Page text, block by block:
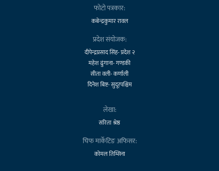
फोटो पत्रकार:
कबेन्द्रकुमार रावल
प्रदेश संयोजक:
दीपेन्द्रप्रसाद सिंह- प्रदेश २
महेश ढुंगाना- गण्डकी
सीता वली- कर्णाली
दिनेश बिष्ट- सुदूरपश्चिम
लेखा:
सरिता श्रेष्ठ
चिफ मार्केटिङ अफिसर:
कोमल तिम्सिना